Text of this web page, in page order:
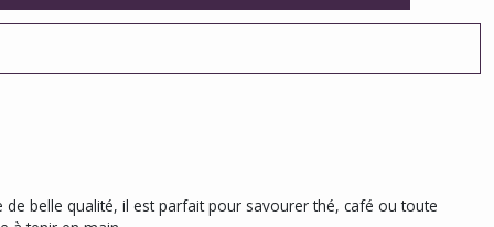
de belle qualité, il est parfait pour savourer thé, café ou toute